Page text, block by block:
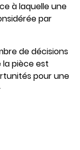
à laquelle une
par
de décisions
pièce est
pour une